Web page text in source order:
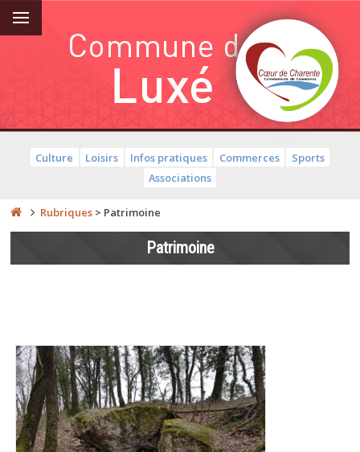
Culture Loisirs Infos pratiques Commerces
Sports
Associations
Rubriques > Patrimoine
Patrimoine